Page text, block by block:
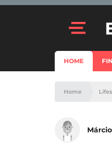
HOME
Home